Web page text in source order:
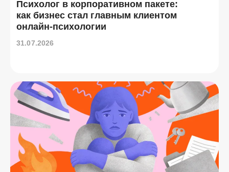
Психолог в корпоративном пакете:
как бизнес стал главным клиентом
онлайн-психологии
31.07.2026